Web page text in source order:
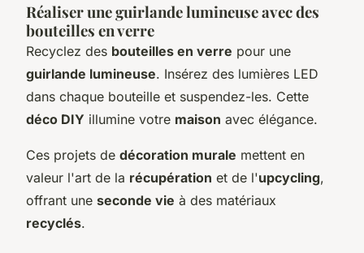
Réaliser une guirlande lumineuse avec des
bouteilles en verre
Recyclez des bouteilles en verre pour une
guirlande lumineuse. Insérez des lumières LED
dans chaque bouteille et suspendez-les. Cette
déco DIY illumine votre maison avec élégance.
Ces projets de décoration murale mettent en
valeur l'art de la récupération et de l'upcycling,
offrant une seconde vie à des matériaux
recyclés.